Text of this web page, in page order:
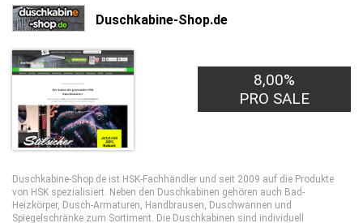
Duschkabine-Shop.de
8,00%
PRO SALE
Duschkabine-Shop.de ist HSK-Fachhändler und seit 2009 auf die Produkte
von HSK spezialisiert. Neben den Duschkabinen gehören auch Bad-
Heizkörper, Dusch-Armaturen, Handbrausen, Duschwannen und
Spiegelschränke zum Sortiment. Die Duschkabinen sind individuell